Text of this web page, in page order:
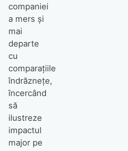
companiei
a mers și
mai
departe
cu
comparațiile
îndrăznețe,
încercând
să
ilustreze
impactul
major pe